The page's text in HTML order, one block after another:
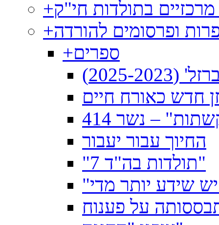
+בתולדות חי"ק
+ופרסומים להורדה
+ספרים
2023)
חדש כאורח חיים
– נשר 414
החיוך עבור יעבור
"תולדות בה"ד 7"
על פענוח